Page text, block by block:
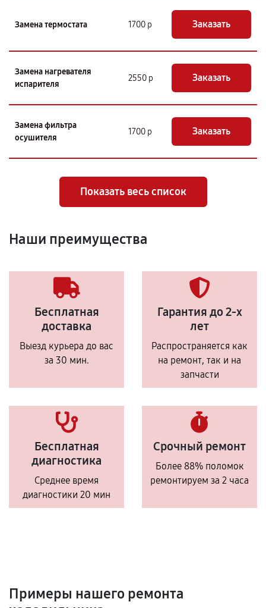
Замена термостата 1700 р Заказать
Замена нагревателя
испарителя
2550 р Заказать
Замена фильтра
осушителя
1700 р Заказать
Показать весь список
Наши преимущества
Бесплатная
доставка
Выезд курьера до вас
за 30 мин.
Гарантия до 2-х
лет
Распространяется как
на ремонт, так и на
запчасти
Бесплатная
диагностика
Среднее время
диагностики 20 мин
Срочный ремонт
Более 88% поломок
ремонтируем за 2 часа
Примеры нашего ремонта